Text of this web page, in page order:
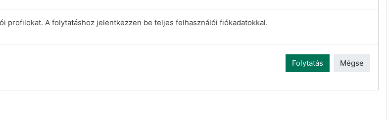
profilokat. A folytatáshoz jelentkezzen be teljes felhasználói fiókadatokkal.
Folytatás Mégse